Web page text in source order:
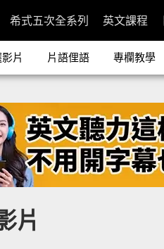
希式五次全系列 英文課程
片 片語俚語 專欄教學
片